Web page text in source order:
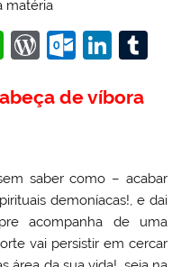
matéria
W
at
p
p
W
d
ss
O
lo
c
o
m
Li
k
n
de víbora
saber como – acabar
demoníacas!, e dai
acompanha de uma
vai persistir em cercar